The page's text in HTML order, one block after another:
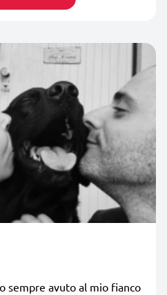
sempre avuto al mio fianco